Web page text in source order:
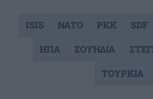
ISIS NATO PKK SDF
ΗΠΑ
ΣΟΥΗΔΙΑ
ΤΟΥΡΚΙΑ